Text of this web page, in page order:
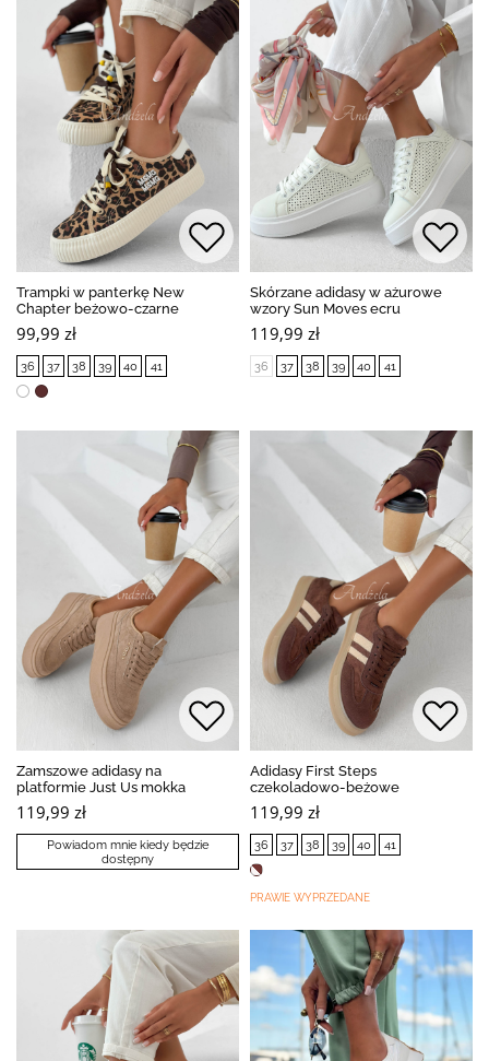
Trampki w panterkę New
Chapter beżowo-czarne
99,99 zł
36 37 38 39 40 41
Skórzane adidasy w ażurowe
wzory Sun Moves ecru
119,99 zł
36 37 38 39 40 41
Zamszowe adidasy na
platformie Just Us mokka
119,99 zł
Powiadom mnie kiedy będzie
dostępny
Adidasy First Steps
czekoladowo-beżowe
119,99 zł
36 37 38 39 40 41
PRAWIE WYPRZEDANE